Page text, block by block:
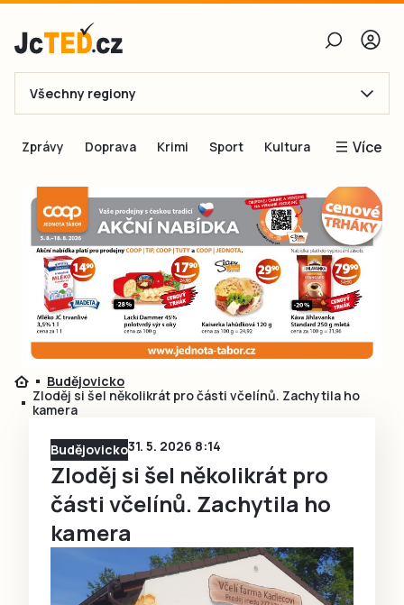
E-mail
Obnovit heslo
Přihlásit se
Přihlásit se přes Facebook
Ještě nemám účet, chci seRegistrovat
Všechny regiony
Zprávy Doprava Krimi Sport Kultura Více
Inspirace
Čtenáři píší
Speciální přílohy
Inzerce
Budějovicko
Zloděj si šel několikrát pro části včelínů. Zachytila ho
kamera
Budějovicko31. 5. 2026 8:14
Zloděj si šel několikrát pro
části včelínů. Zachytila ho
kamera